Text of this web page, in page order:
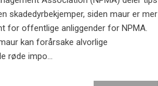
skadedyrbekjemper, siden maur er mer
for offentlige anliggender for NPMA.
kan forårsake alvorlige
røde impo...